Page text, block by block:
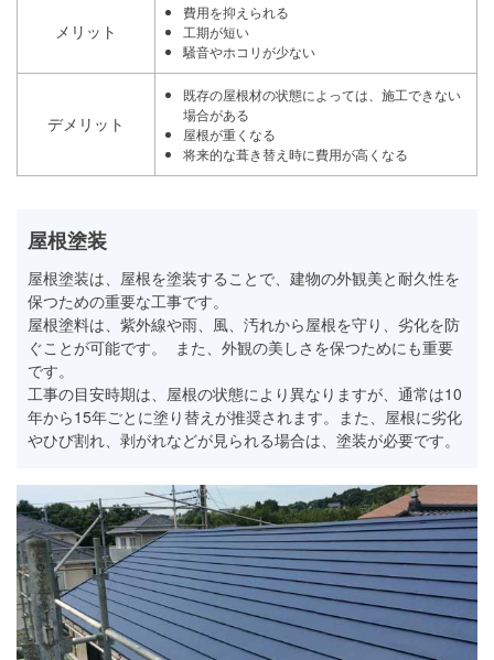
メリット
費用を抑えられる
工期が短い
騒音やホコリが少ない
デメリット
既存の屋根材の状態によっては、施工できない
場合がある
屋根が重くなる
将来的な葺き替え時に費用が高くなる
屋根塗装
屋根塗装は、屋根を塗装することで、建物の外観美と耐久性を
保つための重要な工事です。
屋根塗料は、紫外線や雨、風、汚れから屋根を守り、劣化を防
ぐことが可能です。 また、外観の美しさを保つためにも重要
です。
工事の目安時期は、屋根の状態により異なりますが、通常は10
年から15年ごとに塗り替えが推奨されます。また、屋根に劣化
やひび割れ、剥がれなどが見られる場合は、塗装が必要です。